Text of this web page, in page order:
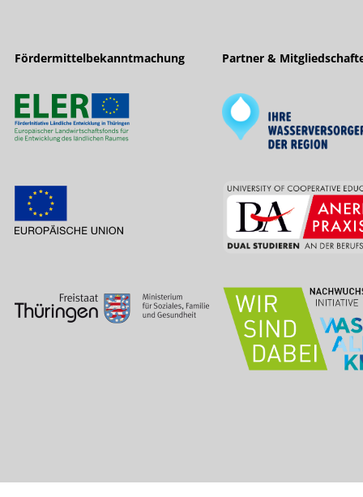
Fördermittelbekanntmachung Partner &